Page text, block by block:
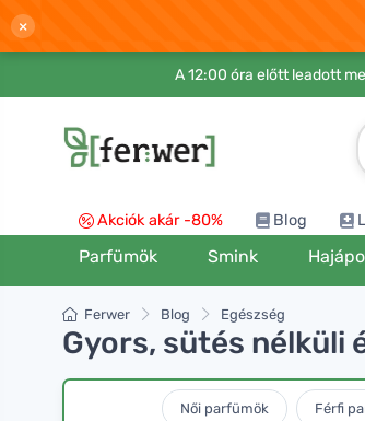
×
A 12:00 óra előtt leadott
Akciók akár -80% Blog
Parfümök Smink
Ferwer Blog Egészség
Gyors, sütés nélküli
Női parfümök Férfi